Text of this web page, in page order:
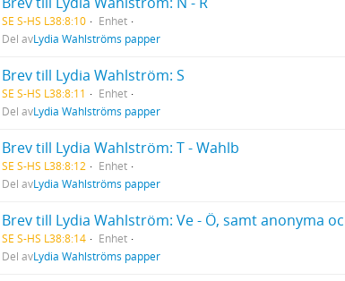
SE S-HS L38:8:10
Enhet
Del avLydia Wahlströms papper
Brev till Lydia Wahlström: S
SE S-HS L38:8:11
Enhet
Del avLydia Wahlströms papper
Brev till Lydia Wahlström: T - Wahlb
SE S-HS L38:8:12
Enhet
Del avLydia Wahlströms papper
Brev till Lydia Wahlström: Ve - Ö, samt anonyma
SE S-HS L38:8:14
Enhet
Del avLydia Wahlströms papper